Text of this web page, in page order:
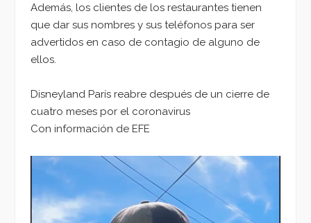
Además, los clientes de los restaurantes tienen
que dar sus nombres y sus teléfonos para ser
advertidos en caso de contagio de alguno de
ellos.
Disneyland París reabre después de un cierre de
cuatro meses por el coronavirus
Con información de EFE
Reproductor
vídeo